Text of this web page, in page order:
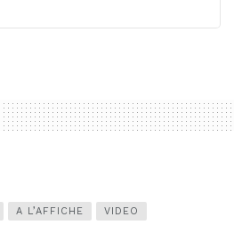
A L’AFFICHE VIDEO